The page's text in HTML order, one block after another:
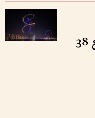
«دبي للتسوق» ينطلق غداً مع 38